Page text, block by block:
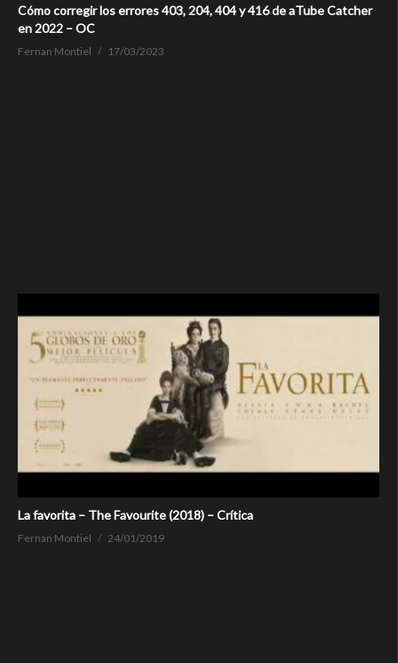
Cómo corregir los errores 403, 204, 404 y 416 de aTube Catcher
en 2022 – OC
Fernan Montiel 17/03/2023
La favorita – The Favourite (2018) – Crítica
Fernan Montiel 24/01/2019